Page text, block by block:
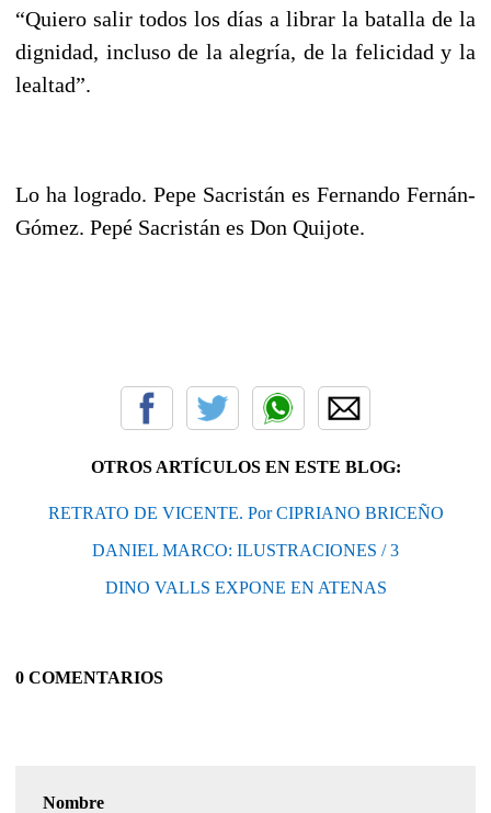
“Quiero salir todos los días a librar la batalla de la
dignidad, incluso de la alegría, de la felicidad y la
lealtad”.
Lo ha logrado. Pepe Sacristán es Fernando Fernán-
Gómez. Pepé Sacristán es Don Quijote.
OTROS ARTÍCULOS EN ESTE BLOG:
RETRATO DE VICENTE. Por CIPRIANO BRICEÑO
DANIEL MARCO: ILUSTRACIONES / 3
DINO VALLS EXPONE EN ATENAS
0 COMENTARIOS
Nombre